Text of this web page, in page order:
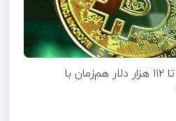
جهش قیمت بیت‌ کوین تا ۱۱۲ هزار دلار هم‌زمان با